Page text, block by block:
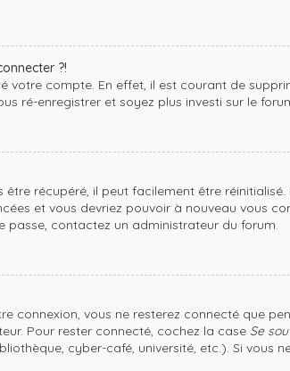
?!
votre compte. En effet, il est courant de
ré-enregistrer et soyez plus investi sur le
récupéré, il peut facilement être
et vous devriez pouvoir à nouveau vous
passe, contactez un administrateur du forum.
connexion, vous ne resterez connecté que
Pour rester connecté, cochez la case Se
cyber-café, université, etc.). Si vous